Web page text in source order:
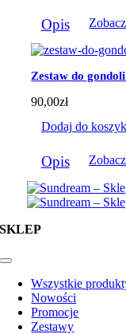
Opis
Zestaw do
90,00zł
Dodaj do
Opis
SKLEP
Toggle
NavigationWszystkie
Nowości
Promocje
Zestawy